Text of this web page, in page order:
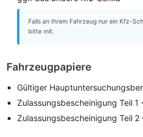
Falls an Ihrem Fahrzeug nur ein Kfz-
bitte mit.
Fahrzeugpapiere
Gültiger
Zulassungsbescheinigung Teil 1
Zulassungsbescheinigung Teil